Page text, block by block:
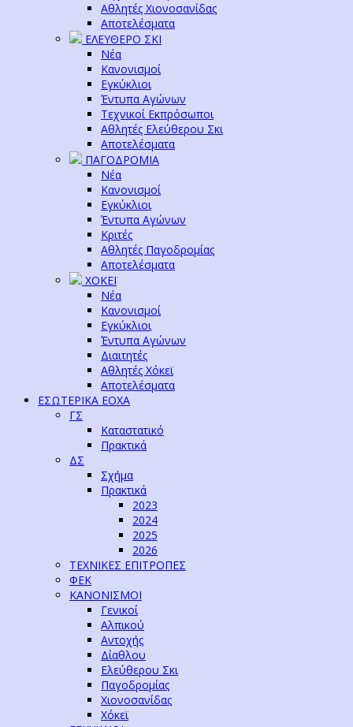
Αθλητές Χιονοσανίδας
Αποτελέσματα
ΕΛΕΥΘΕΡΟ ΣΚΙ
Νέα
Κανονισμοί
Εγκύκλιοι
Έντυπα Αγώνων
Τεχνικοί Εκπρόσωποι
Αθλητές Ελεύθερου Σκι
Αποτελέσματα
ΠΑΓΟΔΡΟΜΙΑ
Νέα
Κανονισμοί
Εγκύκλιοι
Έντυπα Αγώνων
Κριτές
Αθλητές Παγοδρομίας
Αποτελέσματα
ΧΟΚΕΪ
Νέα
Κανονισμοί
Εγκύκλιοι
Έντυπα Αγώνων
Διαιτητές
Αθλητές Χόκεϊ
Αποτελέσματα
ΕΣΩΤΕΡΙΚΑ ΕΟΧΑ
ΓΣ
Καταστατικό
Πρακτικά
ΔΣ
Σχήμα
Πρακτικά
2023
2024
2025
2026
ΤΕΧΝΙΚΕΣ ΕΠΙΤΡΟΠΕΣ
ΦΕΚ
ΚΑΝΟΝΙΣΜΟΙ
Γενικοί
Αλπικού
Αντοχής
Δίαθλου
Ελεύθερου Σκι
Παγοδρομίας
Χιονοσανίδας
Χόκεϊ